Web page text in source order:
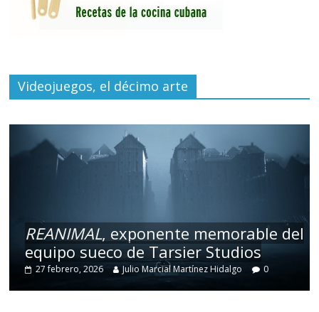
Videojuegos, el décimo arte
REANIMAL, exponente memorable del
equipo sueco de Tarsier Studios
27 febrero, 2026 Julio Marcial Martínez Hidalgo 0